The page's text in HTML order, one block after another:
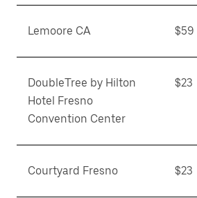
Lemoore CA $59
DoubleTree by Hilton
Hotel Fresno
Convention Center
$23
Courtyard Fresno $23